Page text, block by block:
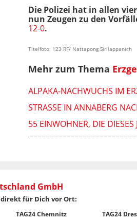
Die Polizei hat in allen
nun Zeugen zu den
12-0.
Titelfoto: 123 RF/ Nattapong Sirilappanich
Mehr zum Thema
ALPAKA-NACHWUCHS IM
STRASSE IN ANNABERG
55 EINWOHNER, DIE
GmbH
für Dich vor Ort:
TAG24 Chemnitz
TAG24